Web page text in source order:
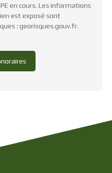
en cours. Les informations
est exposé sont
: georisques.gouv.fr.